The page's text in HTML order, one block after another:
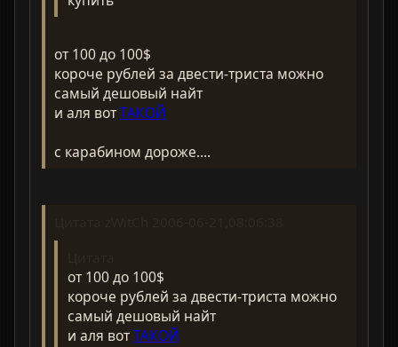
от 100 до 100$
короче рублей за двести-триста можно
самый дешовый найт
и аля вотТАКОЙ
с карабином дороже....
от 100 до 100$
короче рублей за двести-триста можно
самый дешовый найт
и аля вотТАКОЙ